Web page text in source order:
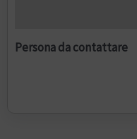
Persona da contattare